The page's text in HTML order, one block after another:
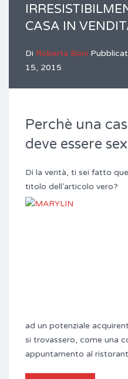
CASA IN
Di Roberta Boni
15, 2015
Perchè una
deve essere
Dì la verità, ti sei fatto
titolo dell’articolo vero?
ad un potenziale
si trovassero, come una
appuntamento al